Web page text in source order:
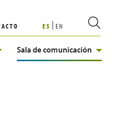
ES EN
Sala de comunicación